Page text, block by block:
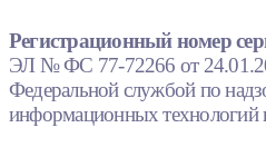
Регистрационный номер
ЭЛ № ФС 77-72266 от
Федеральной службой по
информационных технологий